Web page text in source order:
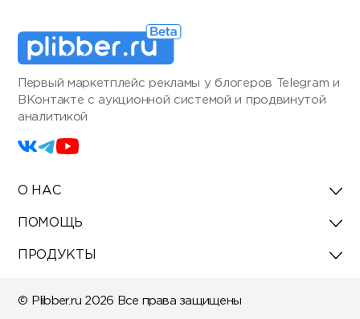
Первый маркетплейс рекламы у блогеров Telegram и
ВКонтакте с аукционной системой и продвинутой
аналитикой
О НАС
ПОМОЩЬ
ПРОДУКТЫ
© Plibber.ru 2026 Все права защищены